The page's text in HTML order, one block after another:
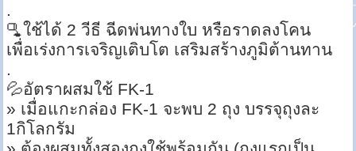
.
🫗ใช้ได้ 2 วีธี ฉีดพ่นทางใบ หรือราดลงโคน
เพื่อเร่งการเจริญเติบโต เสริมสร้างภูมิต้านทาน
.
💦อัตราผสมใช้ FK-1
» เมื่อแกะกล่อง FK-1 จะพบ 2 ถุง บรรจุถุงละ
1กิโลกรัม